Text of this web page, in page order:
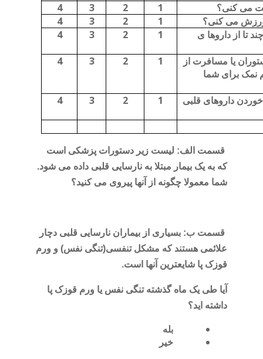
4 3 2 1 می کنی؟
4 3 2 1 ورزش می کنی؟
4 3 2 1 تا از داروها ی
4 3 2 1
یا مسافرت از
نمک برای شما
4 3 2 1 داروهای قلبی
قسمت الف: لیست زیر دستورات پزشکی است
که به یک بیمار مبتلا به نارسایی قلبی داده می شود.
شما معمولا چگونه از آنها پیروی می کنید؟
قسمت ب: بسیاری از بیماران نارسایی قلبی دچار
علائمی هستند که مشکل تنفسی(تنگی نفس) و ورم
قوزک پا شایعترین آنها است.
آیا طی یک ماه گذشته تنگی نفس یا ورم قوزک پا
داشته اید؟
بله
خیر